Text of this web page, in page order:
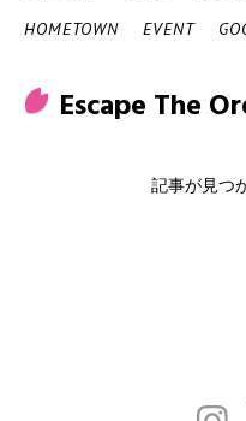
HOMETOWN
EVENT
Escape The
記事が見つ